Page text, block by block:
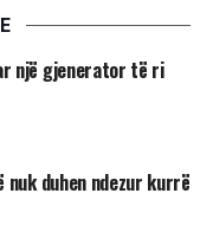
të kompanisë
një gjenerator të ri
duhen ndezur kurrë